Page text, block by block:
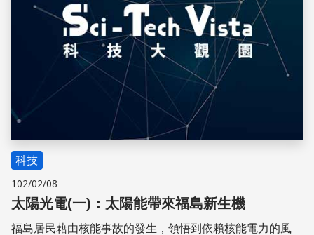
科技
102/02/08
太陽光電(一)：太陽能帶來福島新生機
福島居民藉由核能事故的發生，領悟到依賴核能電力的風